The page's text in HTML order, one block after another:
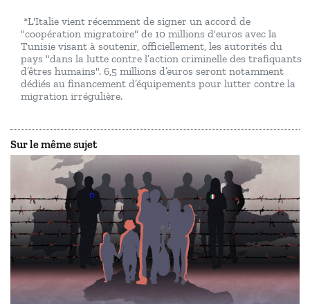
*L'Italie vient récemment de signer un accord de
"coopération migratoire" de 10 millions d'euros avec la
Tunisie visant à soutenir, officiellement, les autorités du
pays "dans la lutte contre l’action criminelle des trafiquants
d’êtres humains". 6,5 millions d’euros seront notamment
dédiés au financement d’équipements pour lutter contre la
migration irrégulière.
Sur le même sujet